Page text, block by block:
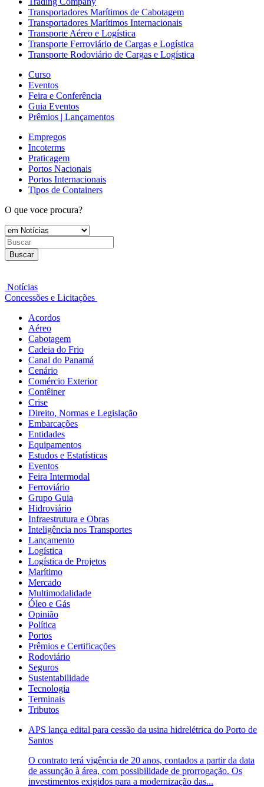
Transportadores Marítimos de Cabotagem
Transportadores Marítimos Internacionais
Transporte Aéreo e Logística
Transporte Ferroviário de Cargas e Logística
Transporte Rodoviário de Cargas e Logística
Curso
Eventos
Feira e Conferência
Guia Eventos
Prêmios | Lançamentos
Empregos
Incoterms
Praticagem
Portos Nacionais
Portos Internacionais
Tipos de Containers
O que voce procura?
Buscar
Notícias
Concessões e Licitações
Acordos
Aéreo
Cabotagem
Cadeia do Frio
Canal do Panamá
Cenário
Comércio Exterior
Contêiner
Crise
Direito, Normas e Legislação
Embarcações
Entidades
Equipamentos
Estudos e Estatísticas
Eventos
Feira Intermodal
Ferroviário
Grupo Guia
Hidroviário
Infraestrutura e Obras
Inteligência nos Transportes
Lançamento
Logística
Logística de Projetos
Marítimo
Mercado
Multimodalidade
Óleo e Gás
Opinião
Política
Portos
Prêmios e Certificações
Rodoviário
Seguros
Sustentabilidade
Tecnologia
Terminais
Tributos
APS lança edital para cessão da usina hidrelétrica do Porto de
Santos
O contrato terá vigência de 20 anos, contados a partir da data
de assunção à área, com possibilidade de prorrogação. Os
investimentos exigidos para a modernização das...